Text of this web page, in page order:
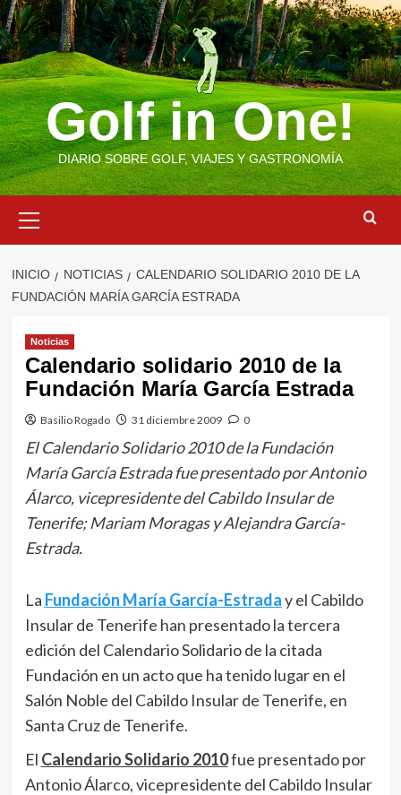
Saltar
al
contenido
Golf in One!
DIARIO SOBRE GOLF, VIAJES Y GASTRONOMÍA
primario
INICIO NOTICIAS
CALENDARIO SOLIDARIO 2010 DE LA
FUNDACIÓN MARÍA GARCÍA ESTRADA
Noticias
Calendario solidario 2010 de la
Fundación María García Estrada
Basilio Rogado 31 diciembre 2009 0
El Calendario Solidario 2010 de la Fundación
María García Estrada fue presentado por Antonio
Álarco, vicepresidente del Cabildo Insular de
Tenerife; Mariam Moragas y Alejandra García-
Estrada.
La Fundación María García-Estraday el Cabildo
Insular de Tenerife han presentado la tercera
edición del Calendario Solidario de la citada
Fundación en un acto que ha tenido lugar en el
Salón Noble del Cabildo Insular de Tenerife, en
Santa Cruz de Tenerife.
El Calendario Solidario 2010fue presentado por
Antonio Álarco, vicepresidente del Cabildo Insular